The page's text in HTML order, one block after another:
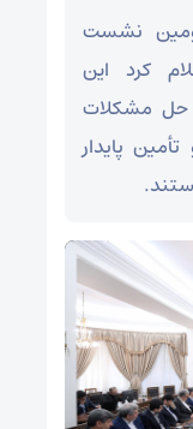
نشست
کرد این
حل مشکلات
پایدار